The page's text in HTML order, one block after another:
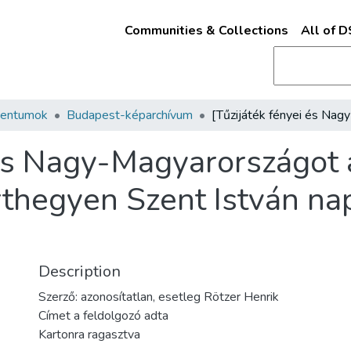
Communities & Collections All of
Budapest-képarchívum
Nagy-Magyarországot
Szent István
Description
Szerző: azonosítatlan, esetleg Rötzer Henrik
Címet a feldolgozó adta
Kartonra ragasztva